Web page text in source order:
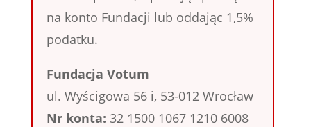
na konto Fundacji lub oddając 1,5%
podatku.
Fundacja Votum
ul. Wyścigowa 56 i, 53-012 Wrocław
Nr konta: 32 1500 1067 1210 6008